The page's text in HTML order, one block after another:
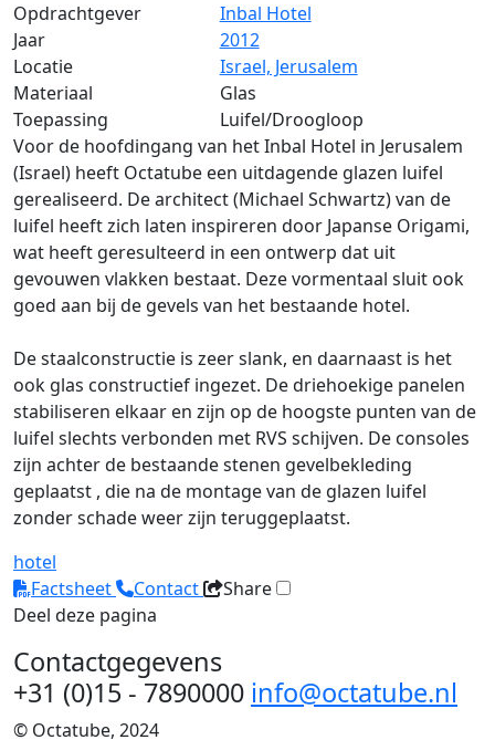
Opdrachtgever
Inbal Hotel
Jaar
2012
Locatie
Israel, Jerusalem
Materiaal
Glas
Toepassing
Luifel/Droogloop
Voor de hoofdingang van het Inbal Hotel in Jerusalem
(Israel) heeft Octatube een uitdagende glazen luifel
gerealiseerd. De architect (Michael Schwartz) van de
luifel heeft zich laten inspireren door Japanse Origami,
wat heeft geresulteerd in een ontwerp dat uit
gevouwen vlakken bestaat. Deze vormentaal sluit ook
goed aan bij de gevels van het bestaande hotel.
De staalconstructie is zeer slank, en daarnaast is het
ook glas constructief ingezet. De driehoekige panelen
stabiliseren elkaar en zijn op de hoogste punten van de
luifel slechts verbonden met RVS schijven. De consoles
zijn achter de bestaande stenen gevelbekleding
geplaatst , die na de montage van de glazen luifel
zonder schade weer zijn teruggeplaatst.
hotel
Factsheet
Contact
Share
Deel deze pagina
Contactgegevens
+31 (0)15 - 7890000 info@octatube.nl
© Octatube, 2024